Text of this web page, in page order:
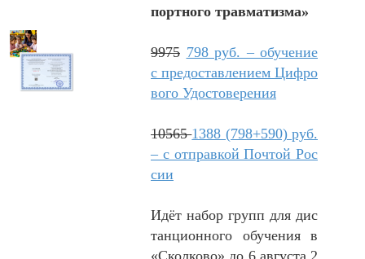
портного травматизма»
9975 798 руб. – обучение
с предоставлением Цифро
вого Удостоверения
105651388 (798+590) руб.
– с отправкой Почтой Рос
сии
Идёт набор групп для дис
танционного обучения в
«Сколково» до 6 августа 2